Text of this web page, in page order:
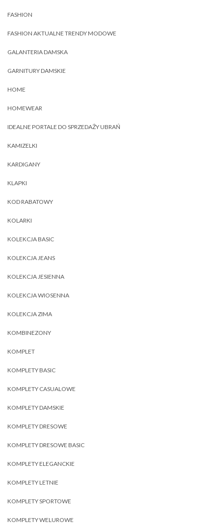
FASHION
FASHION AKTUALNE TRENDY MODOWE
GALANTERIA DAMSKA
GARNITURY DAMSKIE
HOME
HOMEWEAR
IDEALNE PORTALE DO SPRZEDAŻY UBRAŃ
KAMIZELKI
KARDIGANY
KLAPKI
KOD RABATOWY
KOLARKI
KOLEKCJA BASIC
KOLEKCJA JEANS
KOLEKCJA JESIENNA
KOLEKCJA WIOSENNA
KOLEKCJA ZIMA
KOMBINEZONY
KOMPLET
KOMPLETY BASIC
KOMPLETY CASUALOWE
KOMPLETY DAMSKIE
KOMPLETY DRESOWE
KOMPLETY DRESOWE BASIC
KOMPLETY ELEGANCKIE
KOMPLETY LETNIE
KOMPLETY SPORTOWE
KOMPLETY WELUROWE